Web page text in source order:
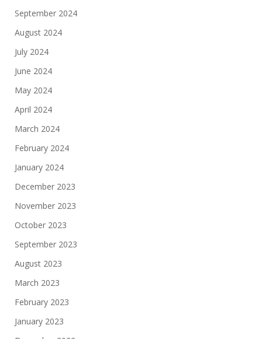
September 2024
August 2024
July 2024
June 2024
May 2024
April 2024
March 2024
February 2024
January 2024
December 2023
November 2023
October 2023
September 2023
August 2023
March 2023
February 2023
January 2023